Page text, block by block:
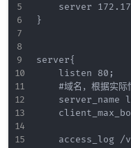
server
}
server{
    listen 80;
#域名，根据实际
server_name
access_log /